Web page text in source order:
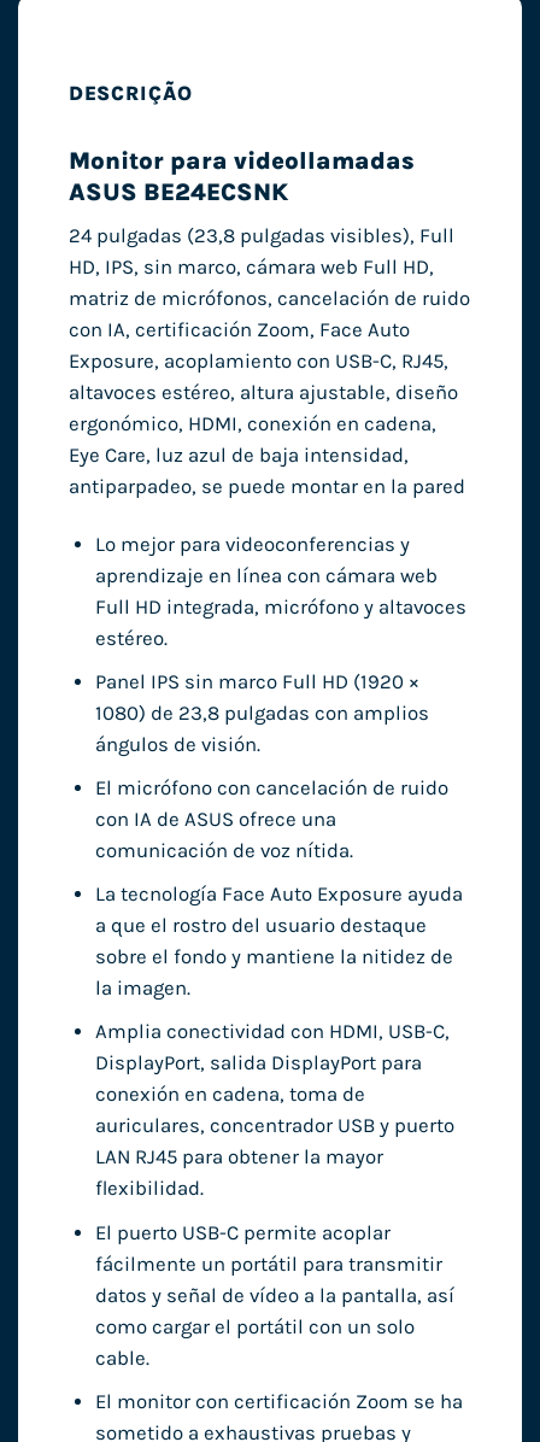
DESCRIÇÃO
Monitor para videollamadas
ASUS BE24ECSNK
24 pulgadas (23,8 pulgadas visibles), Full
HD, IPS, sin marco, cámara web Full HD,
matriz de micrófonos, cancelación de ruido
con IA, certificación Zoom, Face Auto
Exposure, acoplamiento con USB-C, RJ45,
altavoces estéreo, altura ajustable, diseño
ergonómico, HDMI, conexión en cadena,
Eye Care, luz azul de baja intensidad,
antiparpadeo, se puede montar en la pared
Lo mejor para videoconferencias y
aprendizaje en línea con cámara web
Full HD integrada, micrófono y altavoces
estéreo.
Panel IPS sin marco Full HD (1920 ×
1080) de 23,8 pulgadas con amplios
ángulos de visión.
El micrófono con cancelación de ruido
con IA de ASUS ofrece una
comunicación de voz nítida.
La tecnología Face Auto Exposure ayuda
a que el rostro del usuario destaque
sobre el fondo y mantiene la nitidez de
la imagen.
Amplia conectividad con HDMI, USB-C,
DisplayPort, salida DisplayPort para
conexión en cadena, toma de
auriculares, concentrador USB y puerto
LAN RJ45 para obtener la mayor
flexibilidad.
El puerto USB-C permite acoplar
fácilmente un portátil para transmitir
datos y señal de vídeo a la pantalla, así
como cargar el portátil con un solo
cable.
El monitor con certificación Zoom se ha
sometido a exhaustivas pruebas y